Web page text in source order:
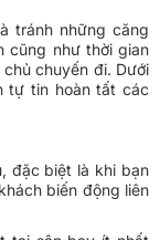
tránh những căng
cũng như thời gian
chuyến đi. Dưới
tự tin hoàn tất các
đặc biệt là khi bạn
biến động liên